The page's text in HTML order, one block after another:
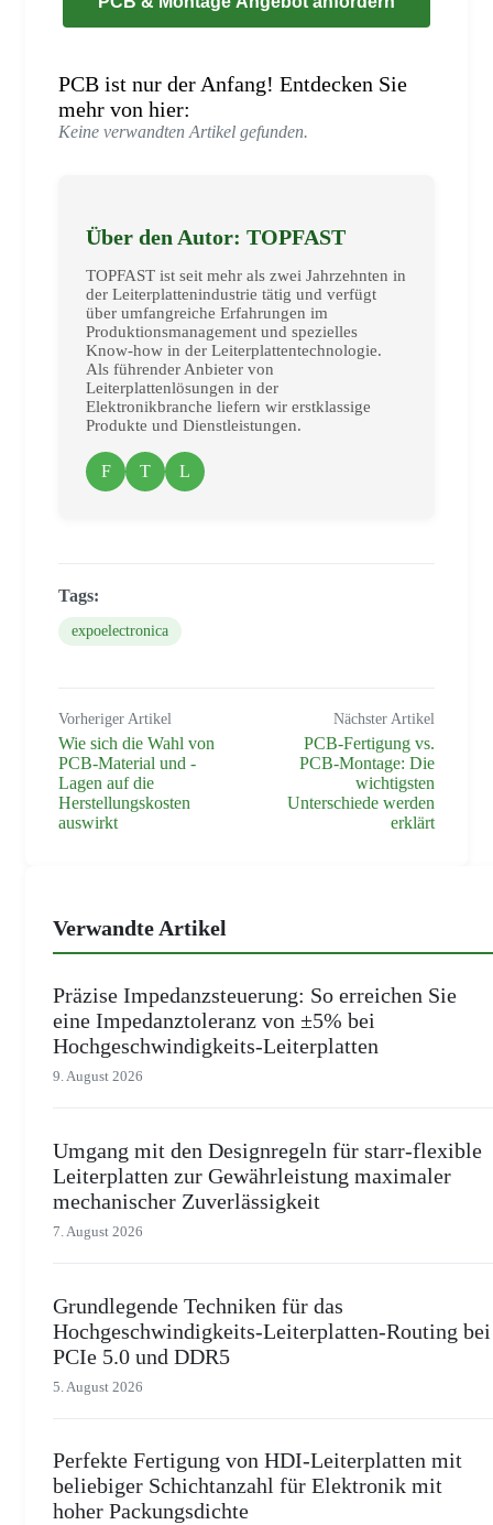
PCB ist nur der Anfang! Entdecken Sie
mehr von hier:
Keine verwandten Artikel gefunden.
Über den Autor: TOPFAST
TOPFAST ist seit mehr als zwei Jahrzehnten in
der Leiterplattenindustrie tätig und verfügt
über umfangreiche Erfahrungen im
Produktionsmanagement und spezielles
Know-how in der Leiterplattentechnologie.
Als führender Anbieter von
Leiterplattenlösungen in der
Elektronikbranche liefern wir erstklassige
Produkte und Dienstleistungen.
F T L
Tags:
expoelectronica
Vorheriger Artikel
Wie sich die Wahl von
PCB-Material und -
Lagen auf die
Herstellungskosten
auswirkt
Nächster Artikel
PCB-Fertigung vs.
PCB-Montage: Die
wichtigsten
Unterschiede werden
erklärt
Verwandte Artikel
Präzise Impedanzsteuerung: So erreichen Sie
eine Impedanztoleranz von ±5% bei
Hochgeschwindigkeits-Leiterplatten
9. August 2026
Umgang mit den Designregeln für starr-flexible
Leiterplatten zur Gewährleistung maximaler
mechanischer Zuverlässigkeit
7. August 2026
Grundlegende Techniken für das
Hochgeschwindigkeits-Leiterplatten-Routing bei
PCIe 5.0 und DDR5
5. August 2026
Perfekte Fertigung von HDI-Leiterplatten mit
beliebiger Schichtanzahl für Elektronik mit
hoher Packungsdichte